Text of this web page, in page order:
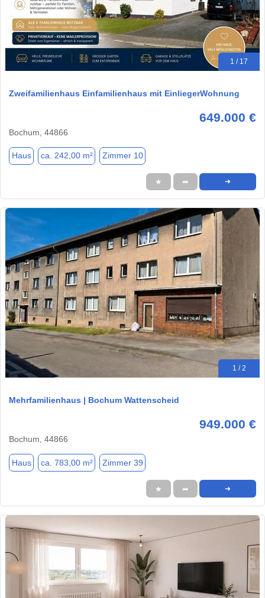
1 / 17
Zweifamilienhaus Einfamilienhaus mit EinliegerWohnung
649.000 €
Bochum, 44866
Haus ca. 242,00 m² Zimmer 10
★ ➦ ➜
1 / 2
Mehrfamilienhaus | Bochum Wattenscheid
949.000 €
Bochum, 44866
Haus ca. 783,00 m² Zimmer 39
★ ➦ ➜